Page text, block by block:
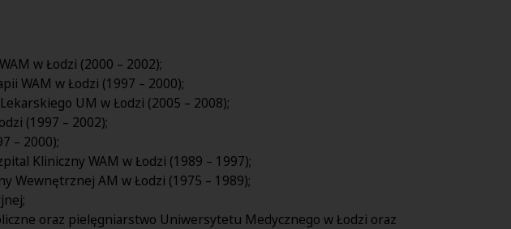
w Łodzi (2000 – 2002);
WAM w Łodzi (1997 – 2000);
UM w Łodzi (2005 – 2008);
(1997 – 2002);
– 2000);
Kliniczny WAM w Łodzi (1989 – 1997);
AM w Łodzi (1975 – 1989);
oraz pielęgniarstwo Uniwersytetu Medycznego w Łodzi oraz